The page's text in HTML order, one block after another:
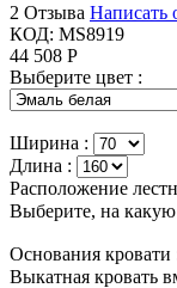
2 Отзыва Написать
КОД: MS8919
44 508 Р
Выберите цвет :
Ширина :
Длина :
Расположение
Выберите, на какую
Основания кровати
Выкатная кровать